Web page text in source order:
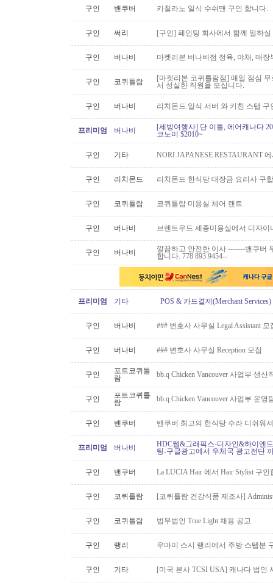
구인 밴쿠버 키칠라노 일식 수쉬맨 구인 합니다.
구인 써리 [구인] 페인팅 회사에서 함께 일하
구인 버나비 마켓리본 버나비점 정육, 야채, 매
구인 코퀴틀람
[마켓리본 코퀴틀람점] 매일 점심
서 성실한 직원을 모십니다.
구인 버나비 리치몬드.일식 서버 와 키친 스탭 구
프리미엄 버나비
[세방여행사] 단 이틀, 에어캐나다
코노미 $2010~
구인 기타 NORI JAPANESE RESTAURANT
구인 리치몬드 리치몬드 한식당 대장금 요리사 구
구인 코퀴틀람 코퀴틀람 미용실 체어 랜트
구인 버나비 브렌트우드 세종미용실에서 디자이
구인 버나비
깔끔하고 안전한 이사 -------밴쿠버
합니다. 778 893 9454--
프리미엄 기타 POS & 카드결제(Merchant
구인 버나비 ### 변호사 사무실 Legal Assistant 모
구인 버나비 ### 변호사 사무실 Reception 모집
구인
포트코퀴틀
람
bb.q Chicken Vancouver 사업부 생
구인
포트코퀴틀
람
bb.q Chicken Vancouver 사업부 운
구인 밴쿠버 밴쿠버 최고의 한식당 수라 디쉬워
프리미엄 버나비
HDC웹&그래픽스-디자인&하이엔
팅-구글광고에서 우체국 광고전단
구인 밴쿠버 La LUCIA Hair 에서 Hair Stylist 구인
구인 코퀴틀람 [코퀴틀람 건강식품 제조사]
구인 코퀴틀람 법무법인 True Light 채용 공고
구인 랭리 우마미 스시 랭리에서 주방 스텝분
구인 기타 [미국 본사 TCSI USA] 캐나다 법인